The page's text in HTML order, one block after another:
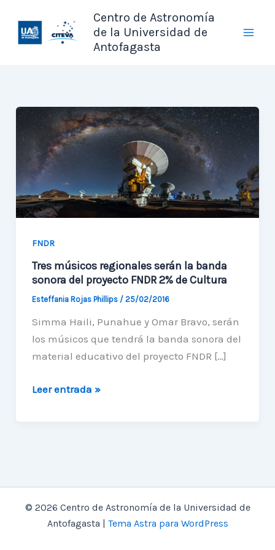
contenido
Centro de Astronomía
de la Universidad de
Antofagasta
FNDR
Tres músicos regionales serán la banda
sonora del proyecto FNDR 2% de Cultura
Esteffania Rojas Phillips / 25/02/2016
Simma Haili, Punahue y Omar Bravo, serán
los músicos que tendrá la banda sonora del
material educativo del proyecto FNDR […]
Tres
sonora
del
proyecto
Leer entrada »
© 2026 Centro de Astronomía de la Universidad de
Antofagasta | Tema Astra para WordPress